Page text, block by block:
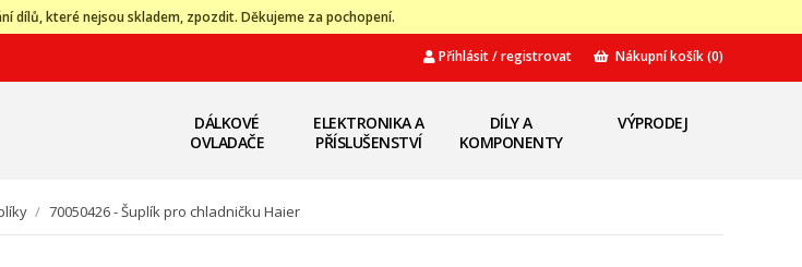
dílů, které nejsou skladem, zpozdit. Děkujeme za pochopení.
Přihlásit / registrovat Nákupní košík(0)
DÁLKOVÉ
OVLADAČE
ELEKTRONIKA A
PŘÍSLUŠENSTVÍ
DÍLY A
KOMPONENTY
VÝPRODEJ
/ 70050426 - Šuplík pro chladničku Haier